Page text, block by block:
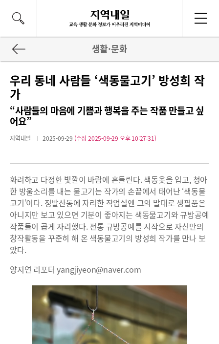
생활·문화
우리 동네 사람들 ‘색동물고기’ 방성희 작
가
“사람들의 마음에 기쁨과 행복을 주는 작품 만들고 싶
어요”
지역내일 2025-09-29 (수정 2025-09-29 오후 10:27:31)
화려하고 다정한 빛깔이 바람에 흔들린다. 색동옷을 입고, 청아
한 방울소리를 내는 물고기는 작가의 손끝에서 태어난 ‘색동물
고기’이다. 정발산동에 자리한 작업실엔 그의 말대로 생필품은
아니지만 보고 있으면 기분이 좋아지는 색동물고기와 규방공예
작품들이 곱게 자리했다. 전통 규방공예를 시작으로 자신만의
창작활동을 꾸준히 해 온 색동물고기의 방성희 작가를 만나 보
았다.
양지연 리포터 yangjiyeon@naver.com